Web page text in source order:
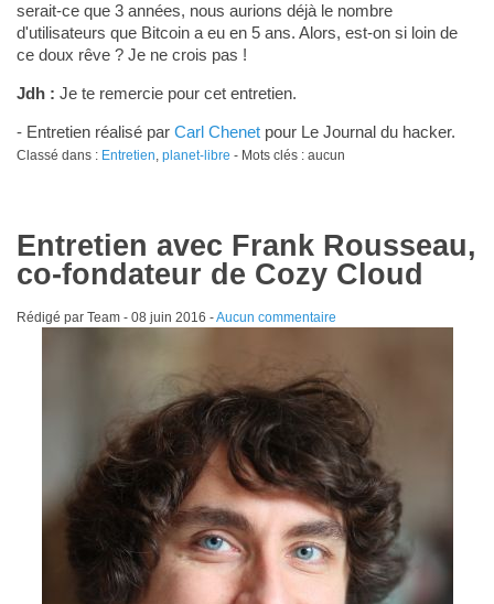
serait-ce que 3 années, nous aurions déjà le nombre
d'utilisateurs que Bitcoin a eu en 5 ans. Alors, est-on si loin de
ce doux rêve ? Je ne crois pas !
Jdh : Je te remercie pour cet entretien.
- Entretien réalisé par Carl Chenetpour Le Journal du hacker.
Classé dans : Entretien, planet-libre - Mots clés : aucun
Entretien avec Frank Rousseau,
co-fondateur de Cozy Cloud
Rédigé par Team - 08 juin 2016 -Aucun commentaire